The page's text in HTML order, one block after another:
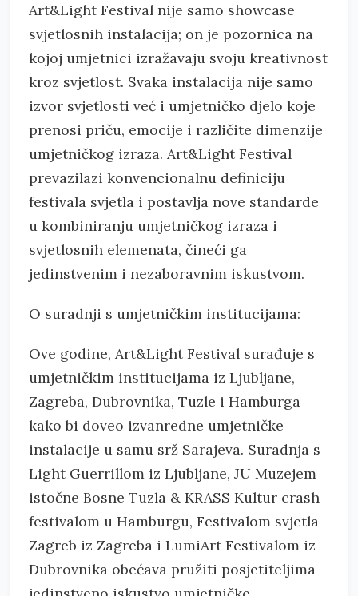
Art&Light Festival nije samo showcase
svjetlosnih instalacija; on je pozornica na
kojoj umjetnici izražavaju svoju kreativnost
kroz svjetlost. Svaka instalacija nije samo
izvor svjetlosti već i umjetničko djelo koje
prenosi priču, emocije i različite dimenzije
umjetničkog izraza. Art&Light Festival
prevazilazi konvencionalnu definiciju
festivala svjetla i postavlja nove standarde
u kombiniranju umjetničkog izraza i
svjetlosnih elemenata, čineći ga
jedinstvenim i nezaboravnim iskustvom.
O suradnji s umjetničkim institucijama:
Ove godine, Art&Light Festival surađuje s
umjetničkim institucijama iz Ljubljane,
Zagreba, Dubrovnika, Tuzle i Hamburga
kako bi doveo izvanredne umjetničke
instalacije u samu srž Sarajeva. Suradnja s
Light Guerrillom iz Ljubljane, JU Muzejem
istočne Bosne Tuzla & KRASS Kultur crash
festivalom u Hamburgu, Festivalom svjetla
Zagreb iz Zagreba i LumiArt Festivalom iz
Dubrovnika obećava pružiti posjetiteljima